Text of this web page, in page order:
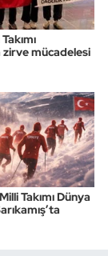
zirve mücadelesi
Takımı Dünya